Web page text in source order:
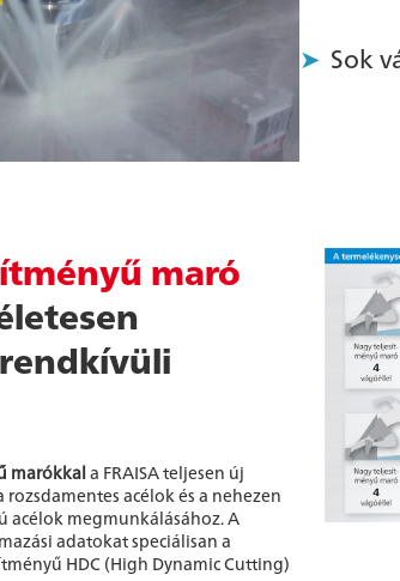
Sok
maró
marókkala FRAISA teljesen új
acélok és a nehezen
acélok megmunkálásához. A
adatokat speciálisan a
HDC (High Dynamic Cutting)